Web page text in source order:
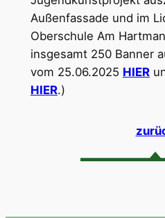
Außenfassade und im
Oberschule Am
insgesamt 250 Banner
vom 25.06.2025 HIER
HIER.)